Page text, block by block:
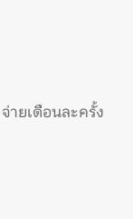
ายเดือนละครั้ง